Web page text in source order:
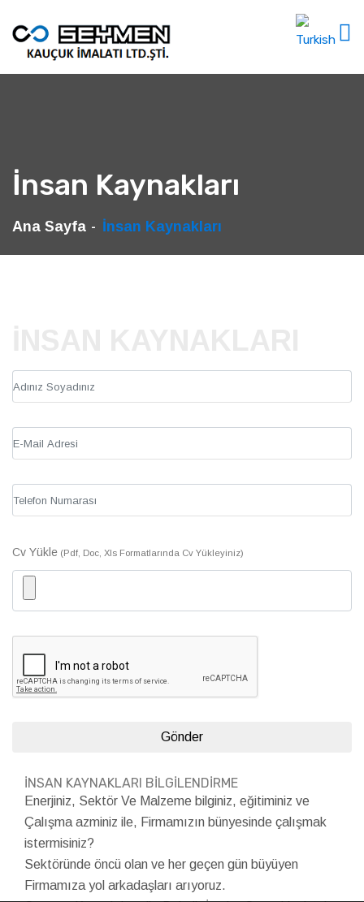
İnsan Kaynakları
Ana Sayfa İnsan Kaynakları
Cv Yükle (Pdf, Doc, Xls Formatlarında Cv Yükleyiniz)
Gönder
İNSAN KAYNAKLARI BİLGİLENDİRME
Enerjiniz, Sektör Ve Malzeme bilginiz, eğitiminiz ve
Çalışma azminiz ile, Firmamızın bünyesinde çalışmak
istermisiniz?
Sektöründe öncü olan ve her geçen gün büyüyen
Firmamıza yol arkadaşları arıyoruz.